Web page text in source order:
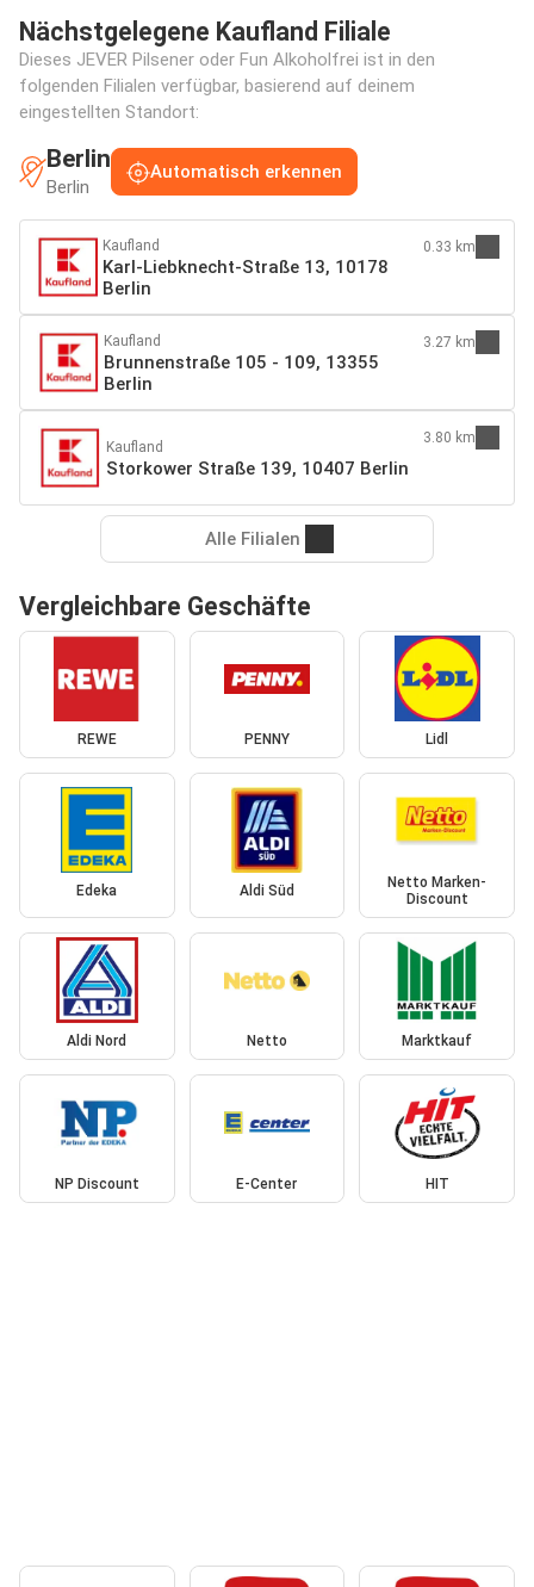
Nächstgelegene Kaufland Filiale
Dieses JEVER Pilsener oder Fun Alkoholfrei ist in den
folgenden Filialen verfügbar, basierend auf deinem
eingestellten Standort:
Berlin
Berlin
Automatisch erkennen
Kaufland
Karl-Liebknecht-Straße 13, 10178
Berlin
0.33 km
Kaufland
Brunnenstraße 105 - 109, 13355
Berlin
3.27 km
Kaufland
Storkower Straße 139, 10407 Berlin
3.80 km
Alle Filialen
Vergleichbare Geschäfte
REWE PENNY Lidl
Edeka Aldi Süd
Netto Marken-
Discount
Aldi Nord Netto Marktkauf
NP Discount E-Center HIT